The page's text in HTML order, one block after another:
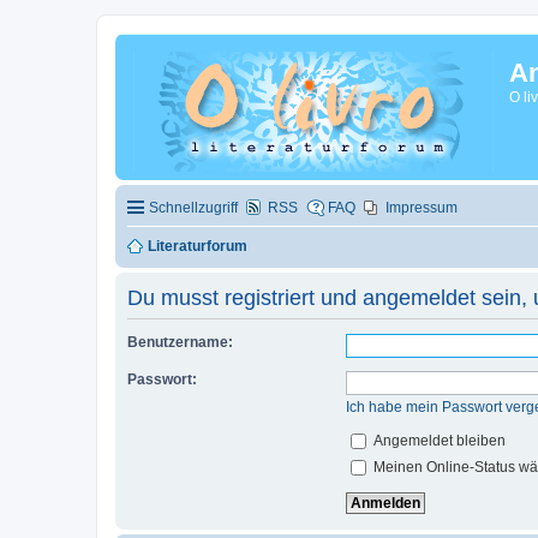
O
Schnellzugriff RSS FAQ Impressum
Literaturforum
Du musst registriert und angemeldet
Benutzername:
Passwort:
Ich habe mein Passwort
Angemeldet bleiben
Meinen Online-Status